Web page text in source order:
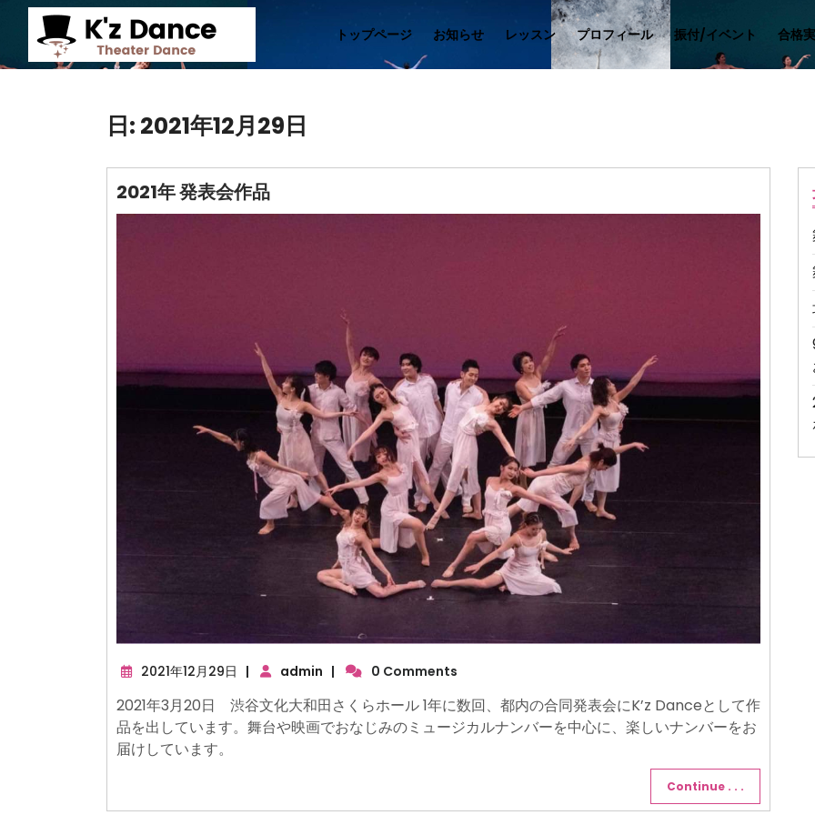
content
トップページ お知らせ レッスン プロフィール 振付/イベント 合格
日: 2021年12月29日
2021年 発表会作品
2021年12月29日 2021
12
月
| admin | 0 Comments
2021年3月20日 渋谷文化大和田さくらホール 1年に数回、都内の合同発表会にK’z Danceとして作
品を出しています。舞台や映画でおなじみのミュージカルナンバーを中心に、楽しいナンバーをお
届けしています。
Continue . . .